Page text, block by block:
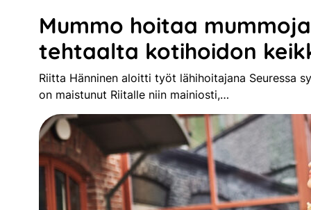
Mummo hoitaa
tehtaalta kotihoidon
Riitta Hänninen aloitti työt lähihoitajana Seuressa
on maistunut Riitalle niin mainiosti,…